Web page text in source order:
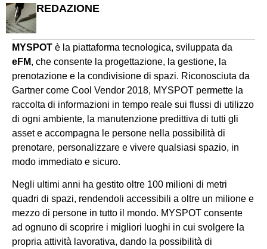
REDAZIONE
MYSPOT è la piattaforma tecnologica, sviluppata da
eFM , che consente la progettazione, la gestione, la
prenotazione e la condivisione di spazi. Riconosciuta da
Gartner come Cool Vendor 2018, MYSPOT permette la
raccolta di informazioni in tempo reale sui flussi di utilizzo
di ogni ambiente, la manutenzione predittiva di tutti gli
asset e accompagna le persone nella possibilità di
prenotare, personalizzare e vivere qualsiasi spazio, in
modo immediato e sicuro.
Negli ultimi anni ha gestito oltre 100 milioni di metri
quadri di spazi, rendendoli accessibili a oltre un milione e
mezzo di persone in tutto il mondo. MYSPOT consente
ad ognuno di scoprire i migliori luoghi in cui svolgere la
propria attività lavorativa, dando la possibilità di